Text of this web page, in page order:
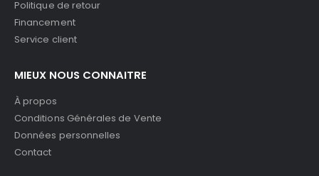
Politique de retour
Financement
Service client
MIEUX NOUS CONNAITRE
À propos
Conditions Générales de Vente
Données personnelles
Contact